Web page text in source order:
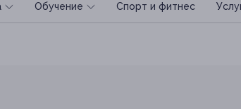
Обучение Спoрт и фитнес